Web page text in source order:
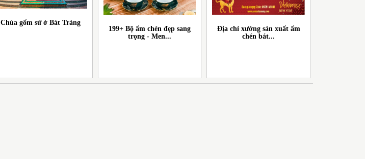
Chùa gốm sứ ở Bát Tràng
199+ Bộ ấm chén đẹp sang
trọng - Men...
Địa chỉ xưởng sản xuất ấm
chén bát...